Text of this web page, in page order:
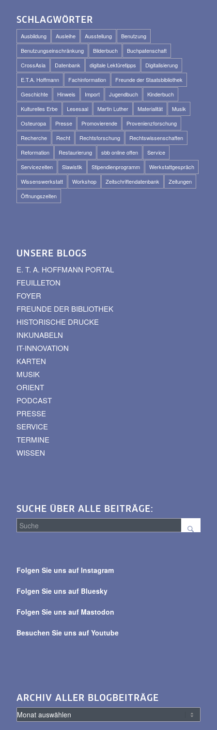
SCHLAGWÖRTER
Ausbildung Ausleihe Ausstellung
Benutzung
Benutzungseinschränkung
Bilderbuch
Buchpatenschaft
CrossAsia
Datenbank digitale Lektüretipps
Digitalisierung
E.T.A. Hoffmann
Fachinformation
Freunde der Staatsbibliothek
Geschichte
Hinweis Import Jugendbuch
Kinderbuch
Kulturelles Erbe
Lesesaal Martin Luther Materialität
Musik
Osteuropa
Presse Promovierende
Provenienzforschung
Recherche
Recht Rechtsforschung
Rechtswissenschaften
Reformation
Restaurierung sbb online offen
Service
Servicezeiten
Slawistik Stipendienprogramm
Werkstattgespräch
Wissenswerkstatt
Workshop Zeitschriftendatenbank
Zeitungen
Öffnungszeiten
UNSERE BLOGS
E. T. A. HOFFMANN PORTAL
FEUILLETON
FOYER
FREUNDE DER BIBLIOTHEK
HISTORISCHE DRUCKE
INKUNABELN
IT-INNOVATION
KARTEN
MUSIK
ORIENT
PODCAST
PRESSE
SERVICE
TERMINE
WISSEN
SUCHE ÜBER ALLE BEITRÄGE:
alle
Folgen Sie uns auf Instagram
Folgen Sie uns auf Bluesky
Folgen Sie uns auf Mastodon
Besuchen Sie uns auf Youtube
ARCHIV ALLER BLOGBEITRÄGE